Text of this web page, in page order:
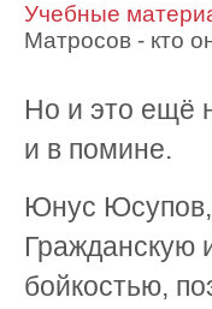
Учебные
Матросов - кто
Но и это ещё
и в помине.
Юнус Юсупов,
Гражданскую
бойкостью,